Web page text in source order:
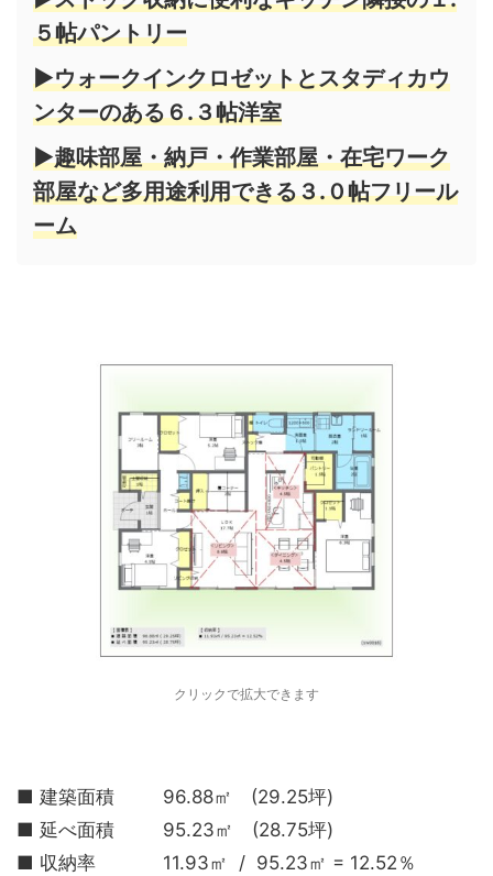
５帖パントリー
▶ウォークインクロゼットとスタディカウ
ンターのある６.３帖洋室
▶趣味部屋・納戸・作業部屋・在宅ワーク
部屋など多用途利用できる３.０帖フリール
ーム
クリックで拡大できます
■ 建築面積 96.88㎡ (29.25坪)
■ 延べ面積 95.23㎡ (28.75坪)
■ 収納率 11.93㎡ / 95.23㎡ = 12.52％